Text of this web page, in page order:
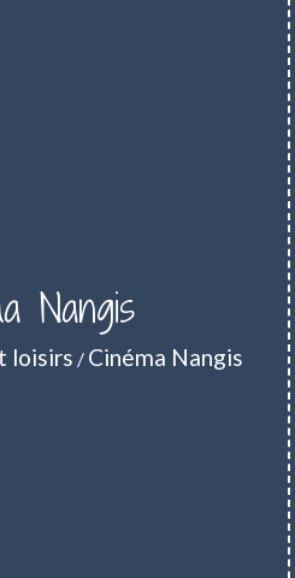
Nangis
loisirs / Cinéma Nangis